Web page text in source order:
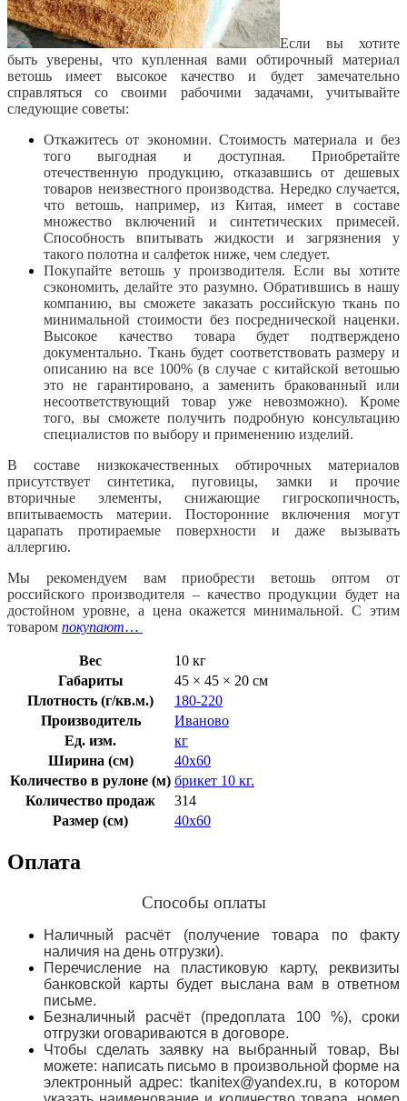
Если вы хотите
быть уверены, что купленная вами обтирочный материал
ветошь имеет высокое качество и будет замечательно
справляться со своими рабочими задачами, учитывайте
следующие советы:
Откажитесь от экономии. Стоимость материала и без
того выгодная и доступная. Приобретайте
отечественную продукцию, отказавшись от дешевых
товаров неизвестного производства. Нередко случается,
что ветошь, например, из Китая, имеет в составе
множество включений и синтетических примесей.
Способность впитывать жидкости и загрязнения у
такого полотна и салфеток ниже, чем следует.
Покупайте ветошь у производителя. Если вы хотите
сэкономить, делайте это разумно. Обратившись в нашу
компанию, вы сможете заказать российскую ткань по
минимальной стоимости без посреднической наценки.
Высокое качество товара будет подтверждено
документально. Ткань будет соответствовать размеру и
описанию на все 100% (в случае с китайской ветошью
это не гарантировано, а заменить бракованный или
несоответствующий товар уже невозможно). Кроме
того, вы сможете получить подробную консультацию
специалистов по выбору и применению изделий.
В составе низкокачественных обтирочных материалов
присутствует синтетика, пуговицы, замки и прочие
вторичные элементы, снижающие гигроскопичность,
впитываемость материи. Посторонние включения могут
царапать протираемые поверхности и даже вызывать
аллергию.
Мы рекомендуем вам приобрести ветошь оптом от
российского производителя – качество продукции будет на
достойном уровне, а цена окажется минимальной. С этим
товаром покупают…
Вес
10 кг
Габариты
45 × 45 × 20 см
Плотность (г/кв.м.)
180-220
Производитель
Иваново
Ед. изм.
кг
Ширина (см)
40х60
Количество в рулоне (м) брикет 10 кг.
Количество продаж
314
Размер (см)
40х60
Оплата
Способы оплаты
Наличный расчёт (получение товара по факту
наличия на день отгрузки).
Перечисление на пластиковую карту, реквизиты
банковской карты будет выслана вам в ответном
письме.
Безналичный расчёт (предоплата 100 %), сроки
отгрузки оговариваются в договоре.
Чтобы сделать заявку на выбранный товар, Вы
можете: написать письмо в произвольной форме на
электронный адрес: tkanitex@yandex.ru, в котором